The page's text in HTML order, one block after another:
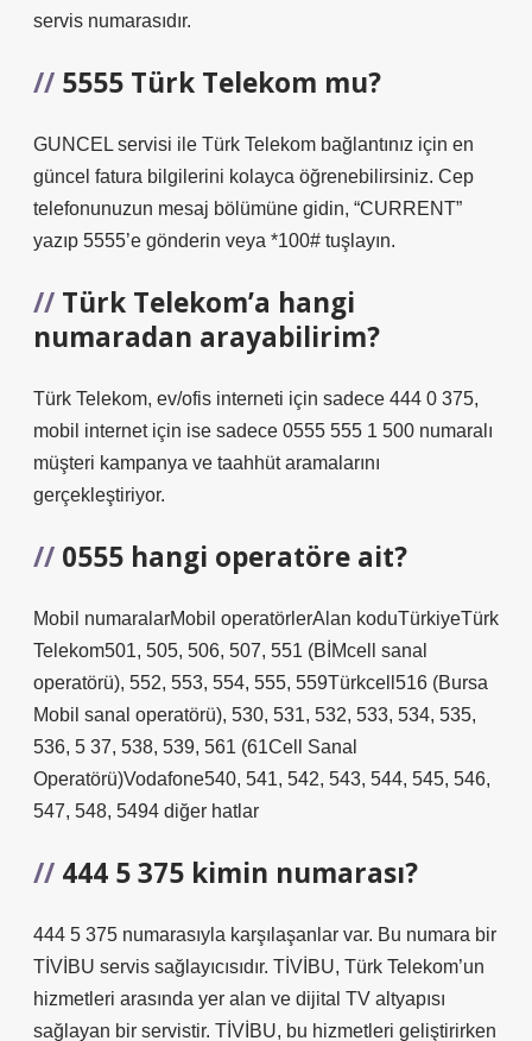
servis numarasıdır.
5555 Türk Telekom mu?
GUNCEL servisi ile Türk Telekom bağlantınız için en
güncel fatura bilgilerini kolayca öğrenebilirsiniz. Cep
telefonunuzun mesaj bölümüne gidin, “CURRENT”
yazıp 5555’e gönderin veya *100# tuşlayın.
Türk Telekom’a hangi
numaradan arayabilirim?
Türk Telekom, ev/ofis interneti için sadece 444 0 375,
mobil internet için ise sadece 0555 555 1 500 numaralı
müşteri kampanya ve taahhüt aramalarını
gerçekleştiriyor.
0555 hangi operatöre ait?
Mobil numaralarMobil operatörlerAlan koduTürkiyeTürk
Telekom501, 505, 506, 507, 551 (BİMcell sanal
operatörü), 552, 553, 554, 555, 559Türkcell516 (Bursa
Mobil sanal operatörü), 530, 531, 532, 533, 534, 535,
536, 5 37, 538, 539, 561 (61Cell Sanal
Operatörü)Vodafone540, 541, 542, 543, 544, 545, 546,
547, 548, 5494 diğer hatlar
444 5 375 kimin numarası?
444 5 375 numarasıyla karşılaşanlar var. Bu numara bir
TİVİBU servis sağlayıcısıdır. TİVİBU, Türk Telekom’un
hizmetleri arasında yer alan ve dijital TV altyapısı
sağlayan bir servistir. TİVİBU, bu hizmetleri geliştirirken